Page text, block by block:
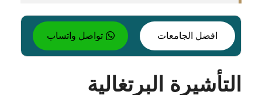
افضل الجامعات تواصل واتساب
التأشيرة البرتغالية